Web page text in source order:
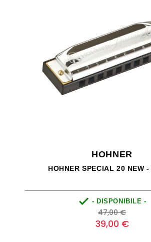
HOHNER
HOHNER SPECIAL 20 NEW -
 - DISPONIBILE -
Prezzo
base
47,00 €Prezzo
39,00 €